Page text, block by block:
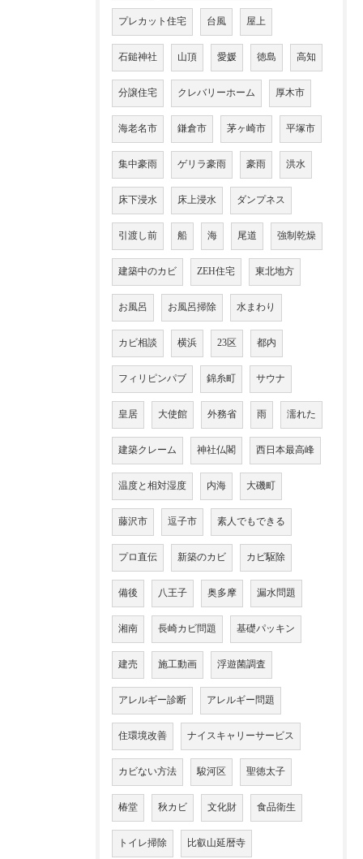
プレカット住宅 台風 屋上
石鎚神社 山頂 愛媛 徳島 高知
分譲住宅 クレバリーホーム 厚木市
海老名市 鎌倉市 茅ヶ崎市 平塚市
集中豪雨 ゲリラ豪雨 豪雨 洪水
床下浸水 床上浸水 ダンプネス
引渡し前 船 海 尾道 強制乾燥
建築中のカビ ZEH住宅 東北地方
お風呂 お風呂掃除 水まわり
カビ相談 横浜 23区 都内
フィリピンパブ 錦糸町 サウナ
皇居 大使館 外務省 雨 濡れた
建築クレーム 神社仏閣 西日本最高峰
温度と相対湿度 内海 大磯町
藤沢市 逗子市 素人でもできる
プロ直伝 新築のカビ カビ駆除
備後 八王子 奥多摩 漏水問題
湘南 長崎カビ問題 基礎パッキン
建売 施工動画 浮遊菌調査
アレルギー診断 アレルギー問題
住環境改善 ナイスキャリーサービス
カビない方法 駿河区 聖徳太子
椿堂 秋カビ 文化財 食品衛生
トイレ掃除 比叡山延暦寺